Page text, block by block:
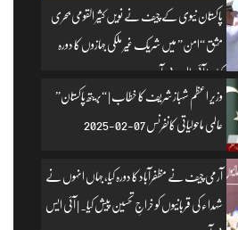
پاکستان نیوی کے چیف نے نویں کثیر القومی بحری
مشق “امن” میں شریک غیر ملکی جہازوں کا دورہ
کیا۔ | آئی ایس پی آر
وزیرِ اعظم شہباز شریف کا خطاب | “بریتھ پاکستان”
عالمی ماحولیاتی کانفرنس 07-02-2025
آرمی چیف نے مظفرآباد کا دورہ کیا، جہاں انہوں نے
شہداء کی قربانیوں کو خراجِ تحسین پیش کیا۔ | آئی ایس